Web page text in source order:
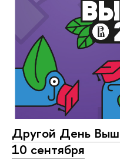
Другой День
10 сентября